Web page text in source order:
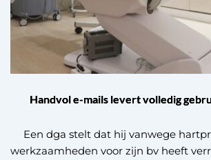
Handvol e-mails levert volledig
Een dga stelt dat hij vanwege
werkzaamheden voor zijn bv heeft